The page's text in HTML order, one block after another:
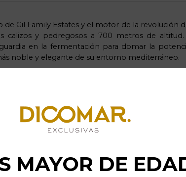
MAYOR DE
de Gil Family Estates y el motor de la revolución
calizos y pedregosos a 700 metros de
en la fermentación para domar la
noble y elegante de su entorno mediterráneo.